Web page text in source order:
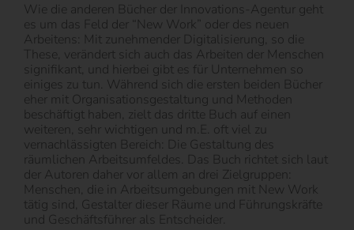
Wie die anderen Bücher der Innovations-Agentur geht
es um das Feld der “New Work” oder des neuen
Arbeitens: Mit zunehmender Digitalisierung, so die
These, verändert sich auch das Arbeiten der Menschen
signifikant, und hierbei gibt es für Unternehmen so
einiges zu tun. Während sich die ersten beiden Bücher
eher mit Organisationsgestaltung und Methoden
beschäftigt haben, zielt das dritte Buch auf einen
weiteren, sehr wichtigen und m.E. oft viel zu
vernachlässigten Bereich: Die Gestaltung des
räumlichen Arbeitsumfeldes. Das Buch richtet sich laut
der Autoren daher vor allem an drei Zielgruppen:
Menschen, die in Arbeitsumgebungen mit New Work
tätig sind, Gestalter dieser Räume und Führungskräfte
und Geschäftsführer als Entscheider.